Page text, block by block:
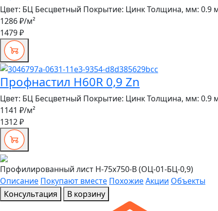
Цвет: БЦ Бесцветный Покрытие: ЦинкТолщина, мм: 0.9
1286 ₽/м²
1479 ₽
Профнастил H60R 0,9 Zn
Цвет: БЦ Бесцветный Покрытие: ЦинкТолщина, мм: 0.9
1141 ₽/м²
1312 ₽
Профилированный лист Н-75x750-B (ОЦ-01-БЦ-0,9)
Описание Покупают вместе ПохожиеАкции Объекты
Консультация
В корзину